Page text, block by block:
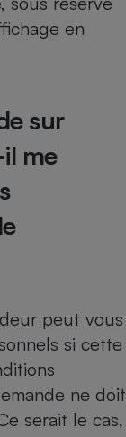
en
sur
me
peut vous
si cette
ne doit
serait le cas,